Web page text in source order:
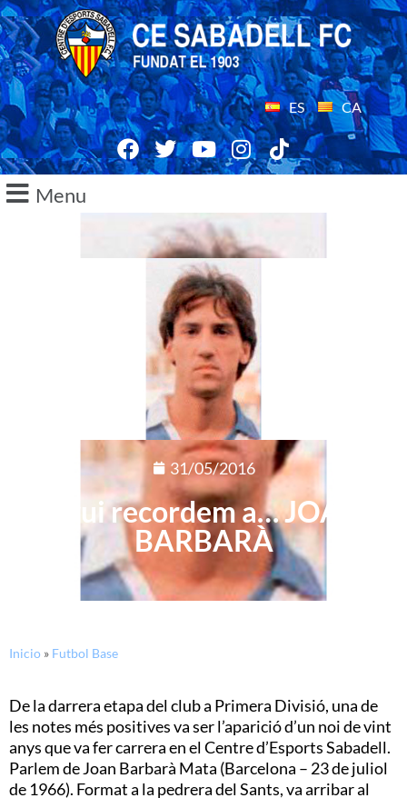
ES CA
Menu
31/05/2016
Avui recordem a… JOAN
BARBARÀ
Inicio » Futbol Base
De la darrera etapa del club a Primera Divisió, una de
les notes més positives va ser l’aparició d’un noi de vint
anys que va fer carrera en el Centre d’Esports Sabadell.
Parlem de Joan Barbarà Mata (Barcelona – 23 de juliol
de 1966). Format a la pedrera del Sants, va arribar al